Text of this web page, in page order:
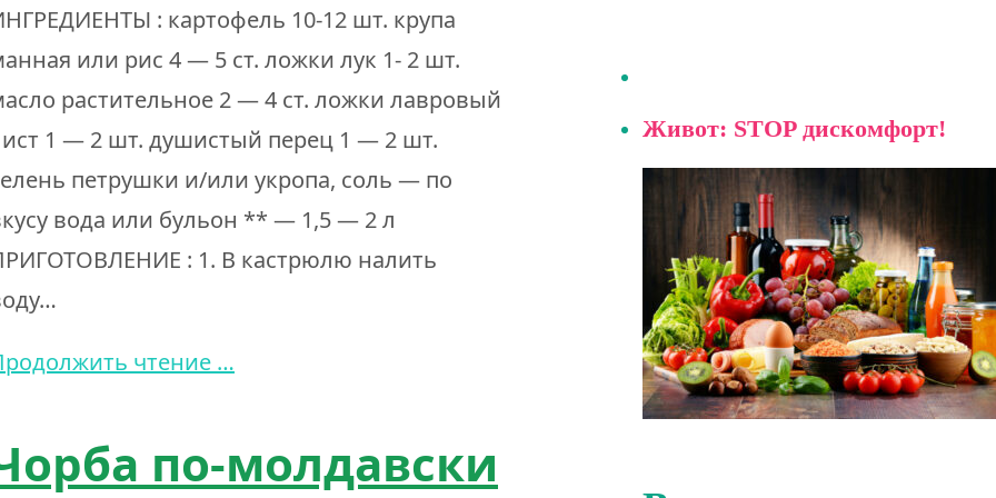
: картофель 10-12 шт. крупа
или рис 4 — 5 ст. ложки лук 1- 2 шт.
растительное 2 — 4 ст. ложки лавровый
1 — 2 шт. душистый перец 1 — 2 шт.
петрушки и/или укропа, соль — по
вода или бульон ** — 1,5 — 2 л
: 1. В кастрюлю налить
чтение …
по-молдавски
Живот: STOP дискомфорт!